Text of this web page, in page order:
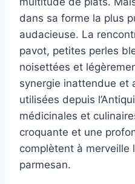
dans sa forme la plus
audacieuse. La
pavot, petites perles
noisettées et
synergie inattendue et
utilisées depuis
médicinales et
croquante et une
complètent à merveille
parmesan.